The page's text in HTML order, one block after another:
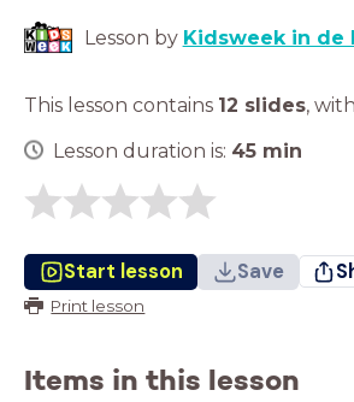
Lesson by Kidsweek in de
This lesson contains 12 slides, with
Lesson duration is: 45 min
Start lesson Save
Print lesson
Items in this lesson